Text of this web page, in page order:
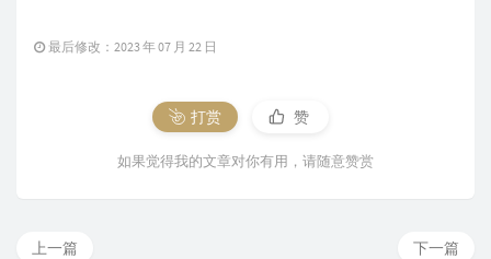
最后修改：2023 年 07 月 22 日
打赏 赞
如果觉得我的文章对你有用，请随意赞赏
下一篇
上一篇